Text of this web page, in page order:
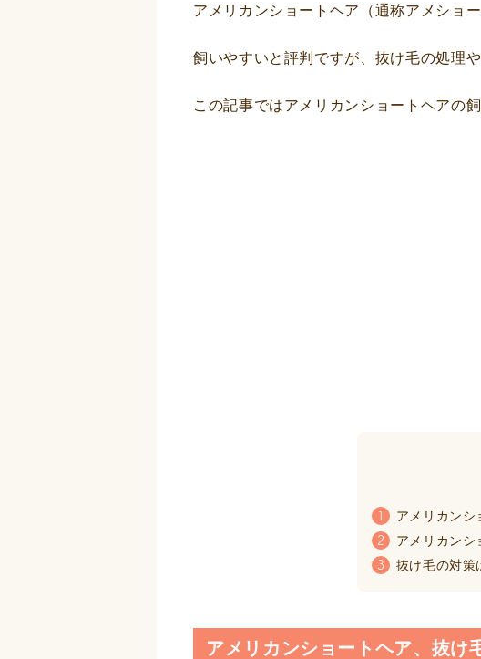
アメリカンショートヘア（通称アメショ
飼いやすいと評判ですが、抜け毛の処理
この記事ではアメリカンショートヘアの
1 アメリカンシ
2 アメリカンシ
3 抜け毛の対策
アメリカンショートヘア、抜け